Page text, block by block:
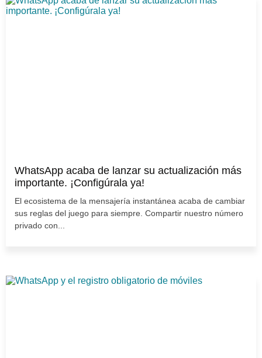
WhatsApp acaba de lanzar su actualización más
importante. ¡Configúrala ya!
El ecosistema de la mensajería instantánea acaba de cambiar
sus reglas del juego para siempre. Compartir nuestro número
privado con...